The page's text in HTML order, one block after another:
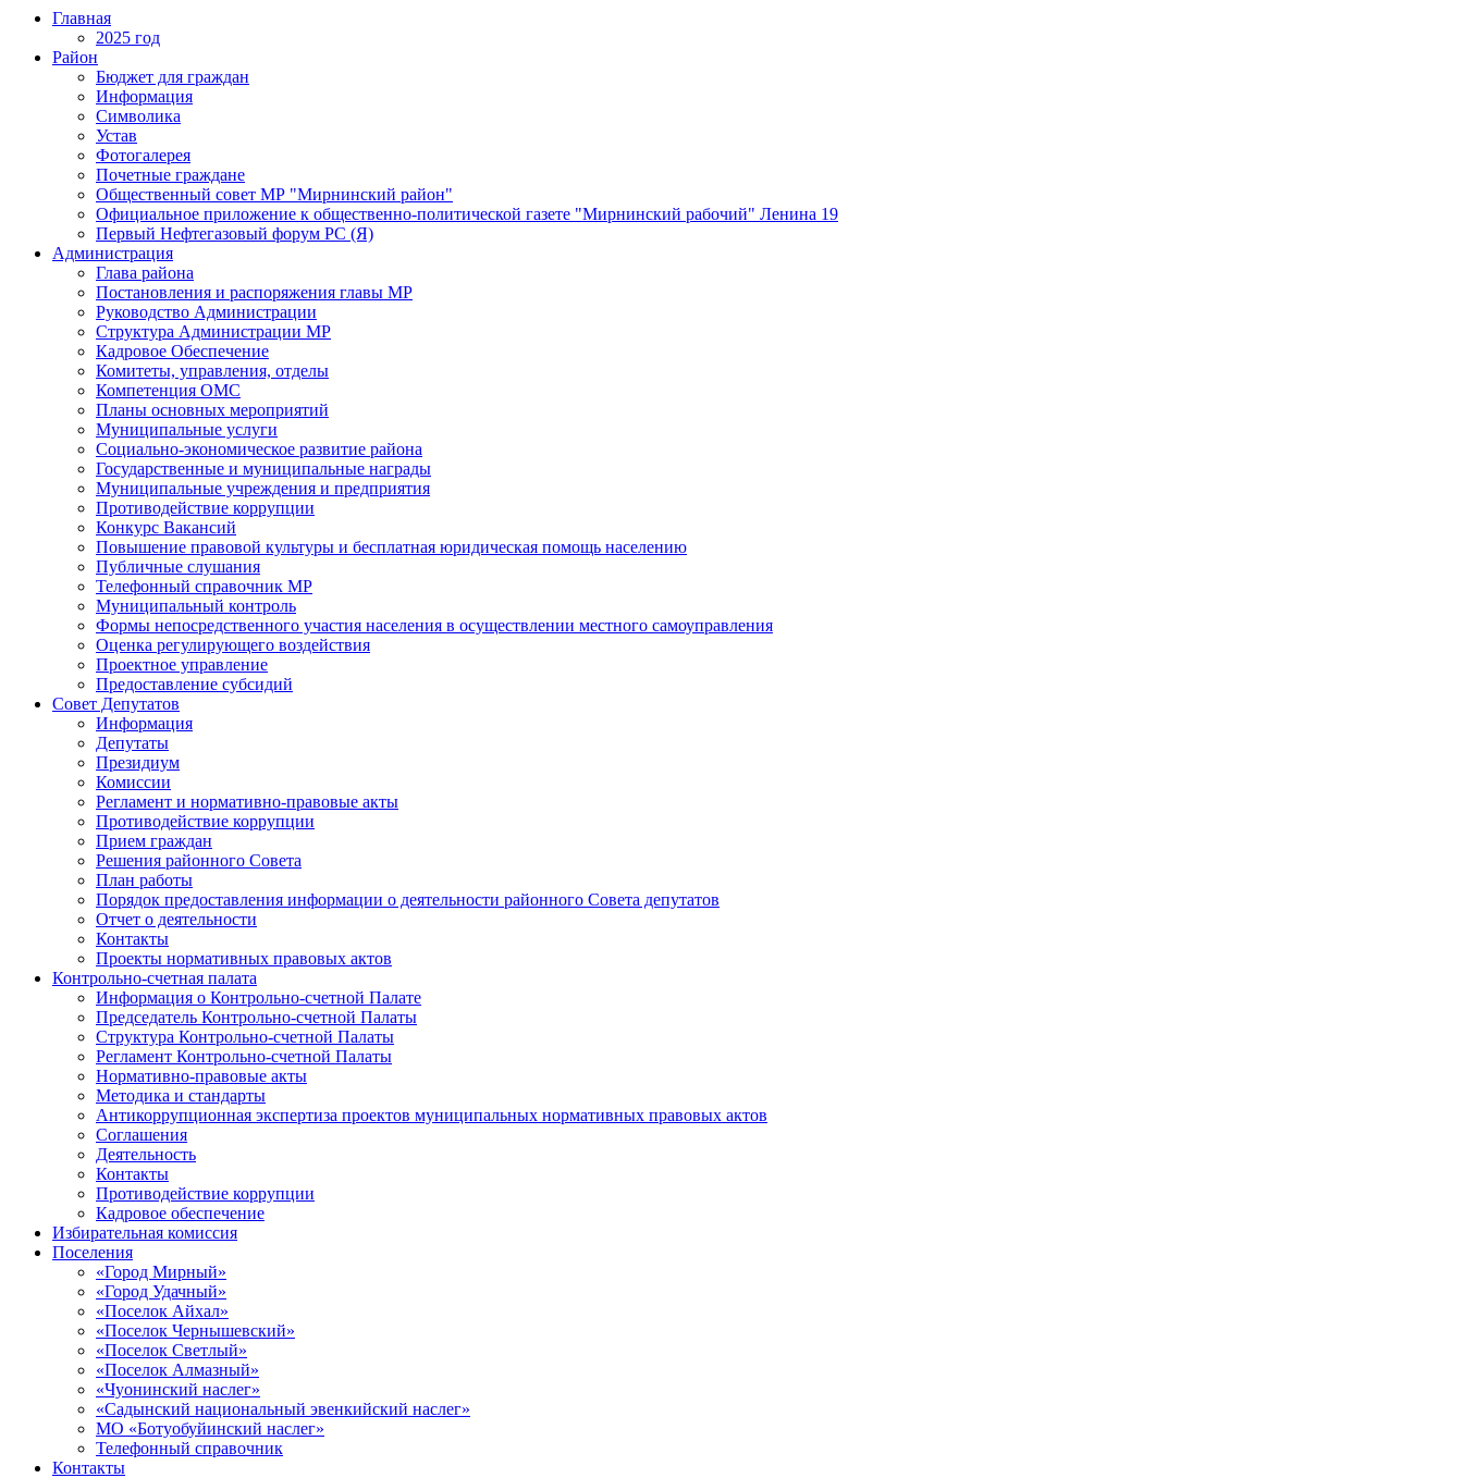
Главная
2025 год
Район
Бюджет для граждан
Информация
Символика
Устав
Фотогалерея
Почетные граждане
Общественный совет МР "Мирнинский район"
Официальное приложение к общественно-политической газете "Мирнинский рабочий" Ленина 19
Первый Нефтегазовый форум РС (Я)
Администрация
Глава района
Постановления и распоряжения главы МР
Руководство Администрации
Структура Администрации МР
Кадровое Обеспечение
Комитеты, управления, отделы
Компетенция ОМС
Планы основных мероприятий
Муниципальные услуги
Социально-экономическое развитие района
Государственные и муниципальные награды
Муниципальные учреждения и предприятия
Противодействие коррупции
Конкурс Вакансий
Повышение правовой культуры и бесплатная юридическая помощь населению
Публичные слушания
Телефонный справочник МР
Муниципальный контроль
Формы непосредственного участия населения в осуществлении местного самоуправления
Оценка регулирующего воздействия
Проектное управление
Предоставление субсидий
Совет Депутатов
Информация
Депутаты
Президиум
Комиссии
Регламент и нормативно-правовые акты
Противодействие коррупции
Прием граждан
Решения районного Совета
План работы
Порядок предоставления информации о деятельности районного Совета депутатов
Отчет о деятельности
Контакты
Проекты нормативных правовых актов
Контрольно-счетная палата
Информация о Контрольно-счетной Палате
Председатель Контрольно-счетной Палаты
Структура Контрольно-счетной Палаты
Регламент Контрольно-счетной Палаты
Нормативно-правовые акты
Методика и стандарты
Антикоррупционная экспертиза проектов муниципальных нормативных правовых актов
Соглашения
Деятельность
Контакты
Противодействие коррупции
Кадровое обеспечение
Избирательная комиссия
Поселения
«Город Мирный»
«Город Удачный»
«Поселок Айхал»
«Поселок Чернышевский»
«Поселок Светлый»
«Поселок Алмазный»
«Чуонинский наслег»
«Садынский национальный эвенкийский наслег»
МО «Ботуобуйинский наслег»
Телефонный справочник
Контакты